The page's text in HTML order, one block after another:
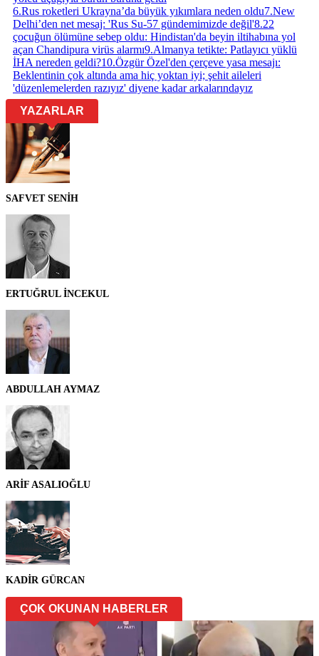
6.Rus roketleri Ukrayna’da büyük yıkımlara neden oldu7.New
Delhi’den net mesaj: 'Rus Su-57 gündemimizde değil'8.22
çocuğun ölümüne sebep oldu: Hindistan'da beyin iltihabına yol
açan Chandipura virüs alarmı9.Almanya tetikte: Patlayıcı yüklü
İHA nereden geldi?10.Özgür Özel'den çerçeve yasa mesajı:
Beklentinin çok altında ama hiç yoktan iyi; şehit aileleri
'düzenlemelerden razıyız' diyene kadar arkalarındayız
YAZARLAR
SAFVET SENİH
ERTUĞRUL İNCEKUL
ABDULLAH AYMAZ
ARİF ASALIOĞLU
KADİR GÜRCAN
ÇOK OKUNAN HABERLER